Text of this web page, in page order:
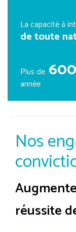
La capacité à
de toute
Plus de 600
année
Nos
réussite